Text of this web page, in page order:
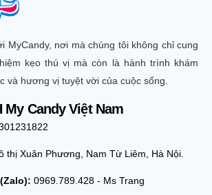
MyCandy, nơi mà chúng tôi không chỉ cung
kẹo thú vị mà còn là hành trình khám
và hương vị tuyệt vời của cuộc sống.
My Candy Việt Nam
thị Xuân Phương, Nam Từ Liêm, Hà Nội.
0969.789.428 - Ms Trang